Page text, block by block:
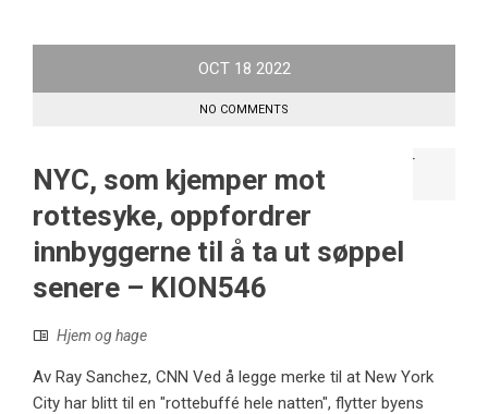
OCT 18 2022
NO COMMENTS
NYC, som kjemper mot
rottesyke, oppfordrer
innbyggerne til å ta ut søppel
senere – KION546
Hjem og hage
Av Ray Sanchez, CNN Ved å legge merke til at New York
City har blitt til en "rottebuffé hele natten", flytter byens